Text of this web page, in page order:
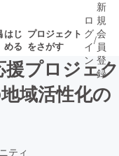
はじ
める
プロジェクト
をさがす
が近いプ
ロ
グ
イ
ン
/
新
規
会
員
登
録
プロジェク
域活性化の
ティ